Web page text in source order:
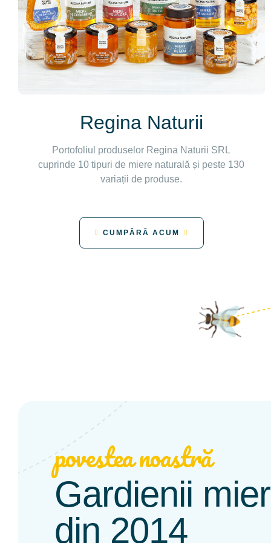
Regina Naturii
Portofoliul produselor Regina Naturii SRL
cuprinde 10 tipuri de miere naturală și peste 130
variații de produse.
CUMPĂRĂ ACUM
Gardienii
din 2014
povestea noastră